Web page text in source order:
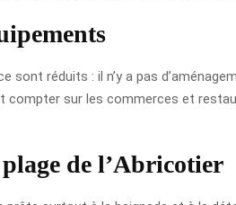
sont réduits : il n’y a pas
compter sur les commerces et
de l’Abricotier